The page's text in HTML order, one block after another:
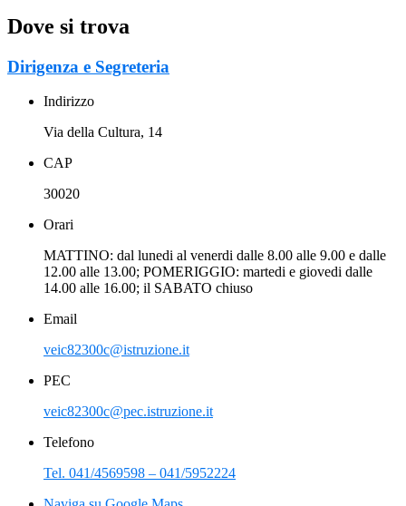
Dove si trova
Dirigenza e Segreteria
Indirizzo
Via della Cultura, 14
CAP
30020
Orari
MATTINO: dal lunedi al venerdi dalle 8.00 alle 9.00 e dalle
12.00 alle 13.00; POMERIGGIO: martedi e giovedi dalle
14.00 alle 16.00; il SABATO chiuso
Email
veic82300c@istruzione.it
PEC
veic82300c@pec.istruzione.it
Telefono
Tel. 041/4569598 – 041/5952224